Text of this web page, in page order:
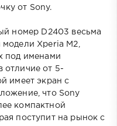
от Sony.
номер D2403 весьма
Xperia M2,
под именами
отличие от 5-
имеет экран с
что Sony
компактной
поступит на рынок с